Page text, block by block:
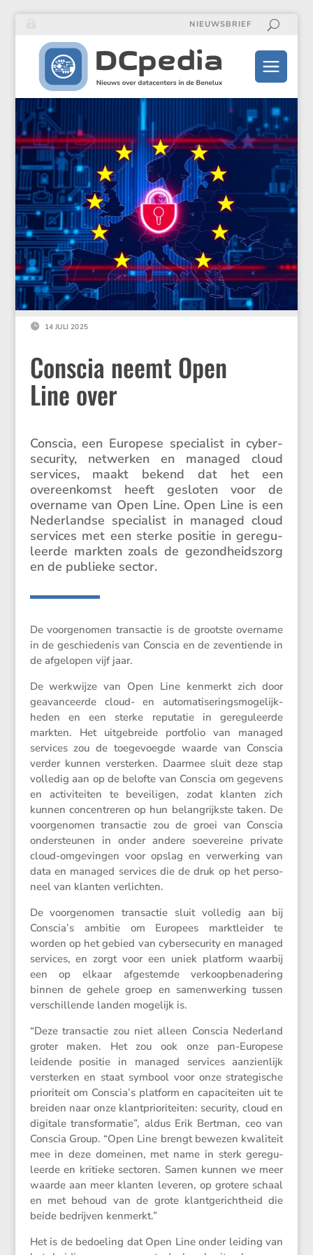
NIEUWSBRIEF
 14 JULI 2025
Conscia neemt Open
Line over
Conscia, een Europese speci­a­list in cyber­
se­cu­rity, netwerken en managed cloud
services, maakt bekend dat het een
overeen­komst heeft gesloten voor de
overname van Open Line. Open Line is een
Neder­landse speci­a­list in managed cloud
services met een sterke positie in geregu­
leerde markten zoals de gezond­heids­zorg
en de publieke sector.
De voorge­nomen trans­actie is de grootste overname
in de geschie­denis van Conscia en de zeven­tiende in
de afgelopen vijf jaar.
De werkwijze van Open Line kenmerkt zich door
geavan­ceerde cloud- en automa­ti­se­rings­mo­ge­lijk­
heden en een sterke reputatie in geregu­leerde
markten. Het uitge­breide portfolio van managed
services zou de toege­voegde waarde van Conscia
verder kunnen versterken. Daarmee sluit deze stap
volledig aan op de belofte van Conscia om gegevens
en activi­teiten te bevei­ligen, zodat klanten zich
kunnen concen­treren op hun belang­rijkste taken. De
voorge­nomen trans­actie zou de groei van Conscia
onder­steunen in onder andere soeve­reine private
cloud-omgevingen voor opslag en verwer­king van
data en managed services die de druk op het perso­
neel van klanten verlichten.
De voorge­nomen trans­actie sluit volledig aan bij
Conscia’s ambitie om Europees markt­leider te
worden op het gebied van cyber­se­cu­rity en managed
services, en zorgt voor een uniek platform waarbij
een op elkaar afgestemde verkoop­be­na­de­ring
binnen de gehele groep en samen­wer­king tussen
verschil­lende landen mogelijk is.
“Deze trans­actie zou niet alleen Conscia Neder­land
groter maken. Het zou ook onze pan-Europese
leidende positie in managed services aanzien­lijk
versterken en staat symbool voor onze strate­gi­sche
priori­teit om Conscia’s platform en capaci­teiten uit te
breiden naar onze klant­pri­o­ri­teiten: security, cloud en
digitale trans­for­matie”, aldus Erik Bertman, ceo van
Conscia Group. “Open Line brengt bewezen kwali­teit
mee in deze domeinen, met name in sterk geregu­
leerde en kritieke sectoren. Samen kunnen we meer
waarde aan meer klanten leveren, op grotere schaal
en met behoud van de grote klant­ge­richt­heid die
beide bedrijven kenmerkt.”
Het is de bedoe­ling dat Open Line onder leiding van